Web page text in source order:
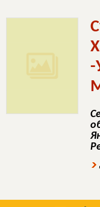
-